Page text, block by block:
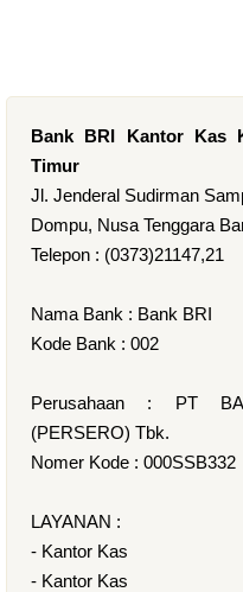
Bank BRI Kantor Kas
Timur
Jl. Jenderal Sudirman
Dompu, Nusa Tenggara
Telepon : (0373)21147,21
Nama Bank : Bank BRI
Kode Bank : 002
Perusahaan : PT
(PERSERO) Tbk.
Nomer Kode : 000SSB332
LAYANAN :
- Kantor Kas
- Kantor Kas